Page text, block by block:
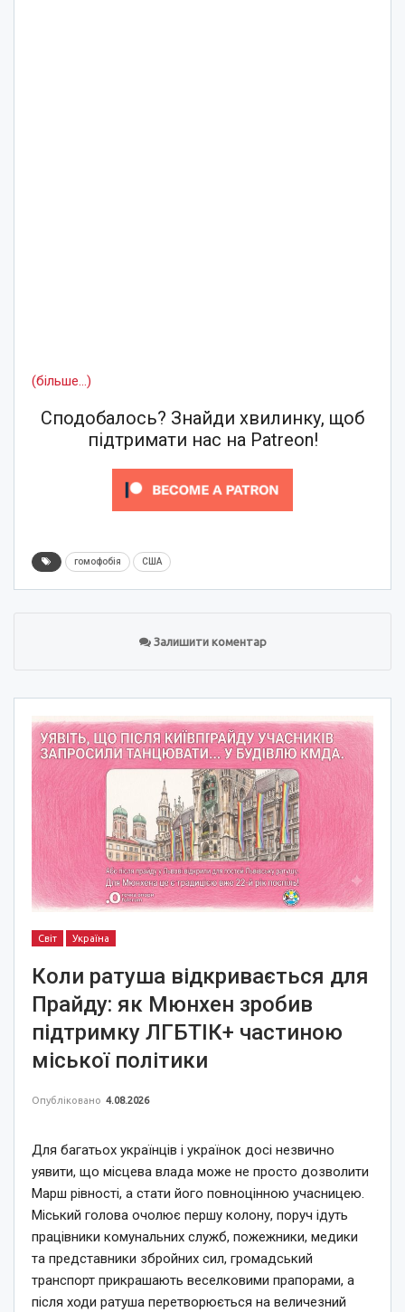
(більше…)
Сподобалось? Знайди хвилинку, щоб
підтримати нас на Patreon!
гомофобія США
Залишити коментар
Світ Україна
Коли ратуша відкривається для
Прайду: як Мюнхен зробив
підтримку ЛГБТІК+ частиною
міської політики
Опубліковано 4.08.2026
Для багатьох українців і українок досі незвично
уявити, що місцева влада може не просто дозволити
Марш рівності, а стати його повноцінною учасницею.
Міський голова очолює першу колону, поруч ідуть
працівники комунальних служб, пожежники, медики
та представники збройних сил, громадський
транспорт прикрашають веселковими прапорами, а
після ходи ратуша перетворюється на величезний